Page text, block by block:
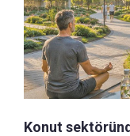
Konut